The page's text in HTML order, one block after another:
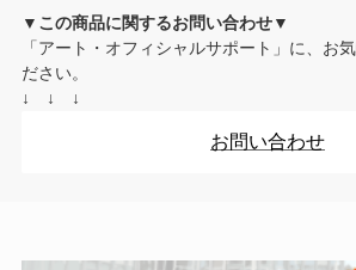
▼この商品に関するお問い合わせ▼
「アート・オフィシャルサポート」に、お
ださい。
↓ ↓ ↓
お問い合わせ